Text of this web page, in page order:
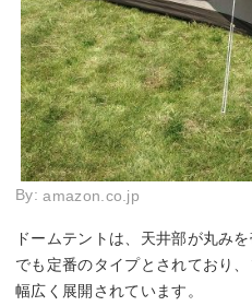
By:amazon.co.jp
ドームテントは、天井部が丸み
でも定番のタイプとされており
幅広く展開されています。